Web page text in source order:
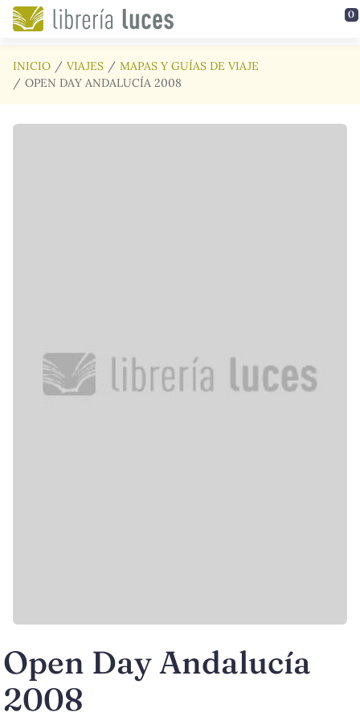
Saltar al contenido principal 0
INICIO VIAJES
MAPAS Y GUÍAS DE VIAJE
OPEN DAY ANDALUCÍA 2008
Open Day Andalucía
2008